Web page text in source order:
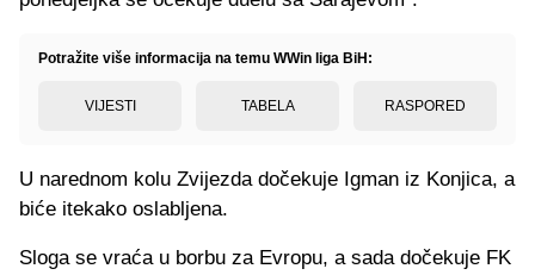
Potražite više informacija na temu WWin liga BiH:
VIJESTI TABELA RASPORED
U narednom kolu Zvijezda dočekuje Igman iz Konjica, a
biće itekako oslabljena.
Sloga se vraća u borbu za Evropu, a sada dočekuje FK